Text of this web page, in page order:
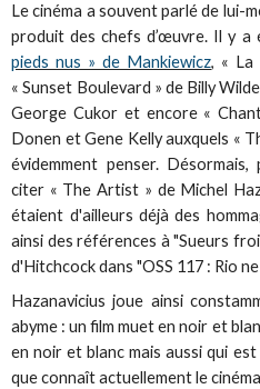
Le cinéma a souvent parlé de lui-
produit des chefs d’œuvre. Il y a
pieds nus » de Mankiewicz, « La
« Sunset Boulevard » de Billy
George Cukor et encore «
Donen et Gene Kelly auxquels «
évidemment penser.
citer « The Artist » de Michel
étaient d'ailleurs déjà des
ainsi des références à "Sueurs
d'Hitchcock dans "OSS 117 : Rio
Hazanavicius joue ainsi
abyme : un film muet en noir et
en noir et blanc mais aussi qui
que connaît actuellement le